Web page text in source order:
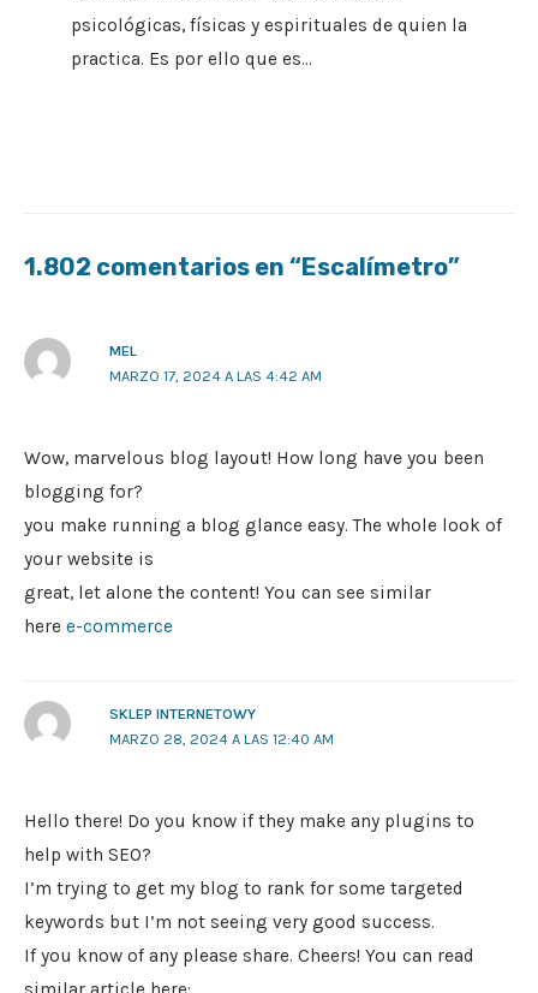
psicológicas, físicas y espirituales de quien la
practica. Es por ello que es…
1.802 comentarios en “Escalímetro”
MEL
MARZO 17, 2024 A LAS 4:42 AM
Wow, marvelous blog layout! How long have you been
blogging for?
you make running a blog glance easy. The whole look of
your website is
great, let alone the content! You can see similar
here e-commerce
SKLEP INTERNETOWY
MARZO 28, 2024 A LAS 12:40 AM
Hello there! Do you know if they make any plugins to
help with SEO?
I’m trying to get my blog to rank for some targeted
keywords but I’m not seeing very good success.
If you know of any please share. Cheers! You can read